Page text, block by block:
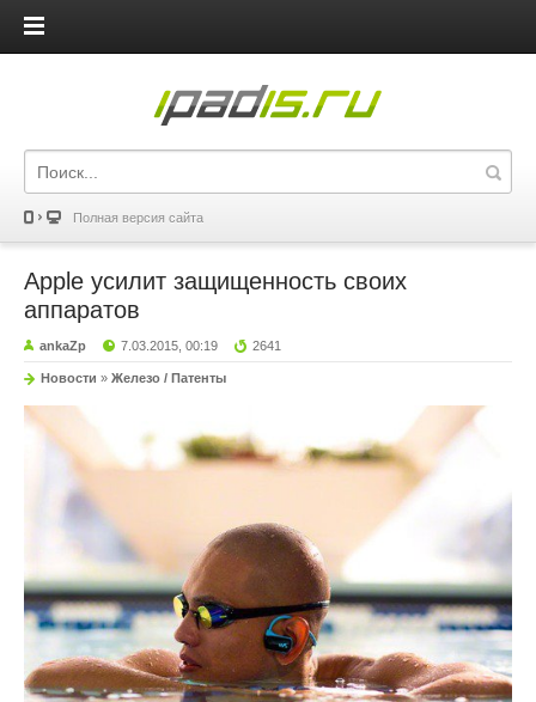
iPadis.ru
Полная версия сайта
Apple усилит защищенность своих
аппаратов
ankaZp 7.03.2015, 00:19 2641
Новости » Железо / Патенты